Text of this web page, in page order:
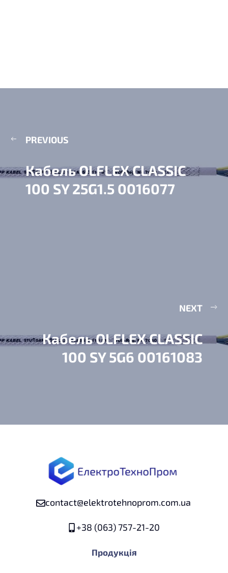
PREVIOUS
Кабель OLFLEX CLASSIC
100 SY 25G1.5 0016077
NEXT
Кабель OLFLEX CLASSIC
100 SY 5G6 00161083
contact@elektrotehnoprom.com.ua
+38 (063) 757-21-20
Продукція